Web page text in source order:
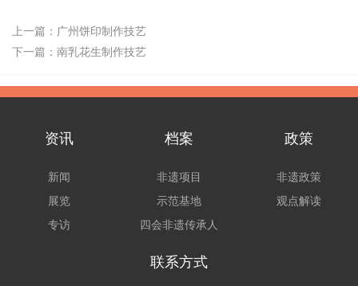
上一篇： 广州饼印制作技艺
下一篇： 南乳花生制作技艺
资讯
新闻
展览
专访
档案
非遗项目
示范基地
四会非遗传承人
政策
非遗政策
观点解读
联系方式